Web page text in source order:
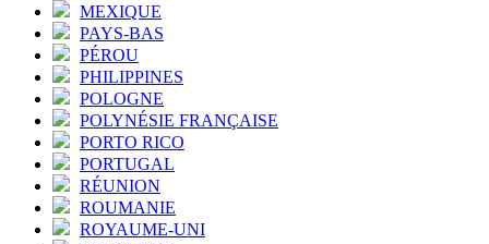
MEXIQUE
PAYS-BAS
PÉROU
PHILIPPINES
POLOGNE
POLYNÉSIE FRANÇAISE
PORTO RICO
PORTUGAL
RÉUNION
ROUMANIE
ROYAUME-UNI